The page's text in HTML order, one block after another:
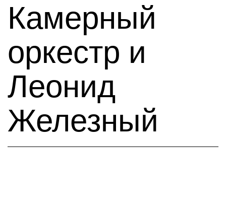
Камерный
оркестр и
Леонид
Железный